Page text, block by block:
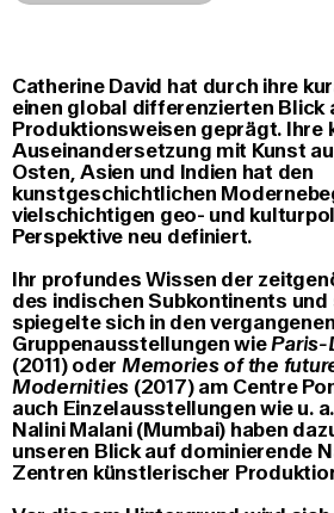
Catherine David hat durch ihre
einen global differenzierten Blick
Produktionsweisen geprägt. Ihre
Auseinandersetzung mit Kunst
Osten, Asien und Indien hat den
kunstgeschichtlichen
vielschichtigen geo- und
Perspektive neu definiert.
Ihr profundes Wissen der
des indischen Subkontinents
spiegelte sich in den
Gruppenausstellungen wieParis-
(2011) oder Memories of the
Modernities (2017) am Centre
auch Einzelausstellungen wie u.
Nalini Malani (Mumbai) haben
unseren Blick auf dominierende
Zentren künstlerischer